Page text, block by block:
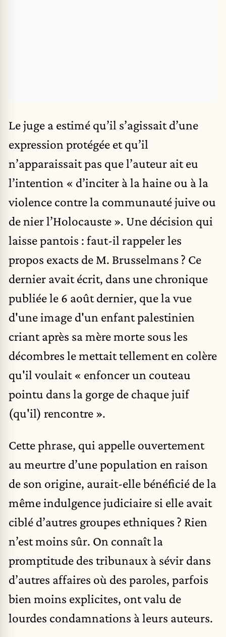
Le juge a estimé qu’il s’agissait d’une
expression protégée et qu’il
n’apparaissait pas que l’auteur ait eu
l’intention « d’inciter à la haine ou à la
violence contre la communauté juive ou
de nier l’Holocauste ». Une décision qui
laisse pantois : faut-il rappeler les
propos exacts de M. Brusselmans ? Ce
dernier avait écrit, dans une chronique
publiée le 6 août dernier, que la vue
d'une image d'un enfant palestinien
criant après sa mère morte sous les
décombres le mettait tellement en colère
qu'il voulait « enfoncer un couteau
pointu dans la gorge de chaque juif
(qu'il) rencontre ».
Cette phrase, qui appelle ouvertement
au meurtre d’une population en raison
de son origine, aurait-elle bénéficié de la
même indulgence judiciaire si elle avait
ciblé d’autres groupes ethniques ? Rien
n’est moins sûr. On connaît la
promptitude des tribunaux à sévir dans
d’autres affaires où des paroles, parfois
bien moins explicites, ont valu de
lourdes condamnations à leurs auteurs.